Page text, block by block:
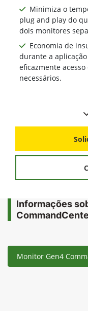
Minimiza o
plug and play do
dois monitores
Economia de
durante a
eficazmente
necessários.
Informações
Monitor Gen4